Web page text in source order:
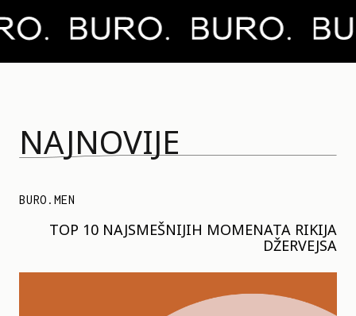
NAJNOVIJE
BURO.MEN
TOP 10 NAJSMEŠNIJIH MOMENATA RIKIJA
DŽERVEJSA